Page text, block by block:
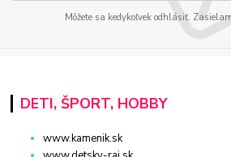
Môžete sa kedykoľvek odhlásiť.
DETI, ŠPORT, HOBBY
www.kamenik.sk